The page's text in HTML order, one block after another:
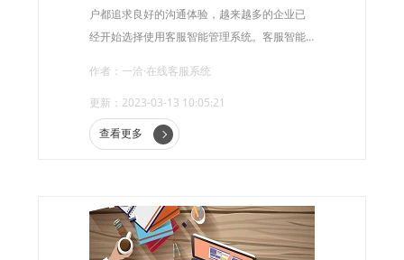
户都追求良好的沟通体验，越来越多的企业已
经开始选择使用客服智能管理系统。客服智能
现方式与方向更清晰，对企业而言更加适用。
作者：一洽·在线客服系统
更新：2023-03-13 10:05:21
查看更多